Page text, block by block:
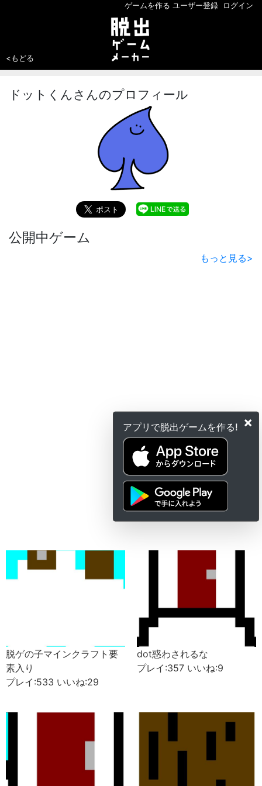
×
アプリで脱出ゲームを作る!
ゲームを作る ユーザー登録 ログイン
<もどる
ドットくんさんのプロフィール
公開中ゲーム
もっと見る>
脱ゲの子マインクラフト要
素入り
プレイ:533 いいね:29
dot惑わされるな
プレイ:357 いいね:9